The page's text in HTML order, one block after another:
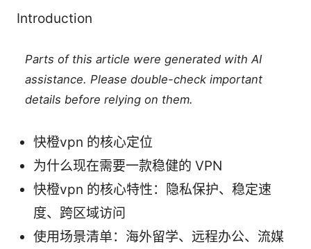
Introduction
Parts of this article were generated with AI
assistance. Please double-check important
details before relying on them.
快橙vpn 的核心定位
为什么现在需要一款稳健的 VPN
快橙vpn 的核心特性：隐私保护、稳定速
度、跨区域访问
使用场景清单：海外留学、远程办公、流媒